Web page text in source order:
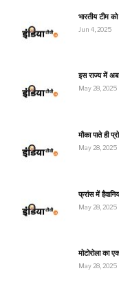
भारतीय टीम
Jun 4, 2025
इस राज्य में
May 28, 2025
मौका पाते ही
May 28, 2025
फ्रांस में
May 28, 2025
मोटोरोला
May 28, 2025